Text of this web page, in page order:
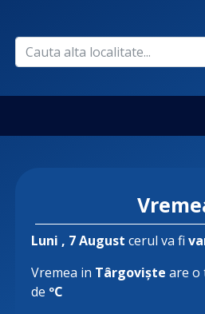
Luni , 7 August cerul va fi
Vremea in Târgoviște are o
de ºC